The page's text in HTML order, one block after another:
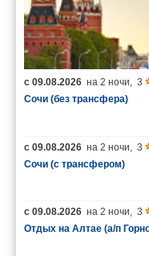
с 09.08.2026 на 2 ночи, 3
Сочи (без трансфера)
с 09.08.2026 на 2 ночи, 3
Сочи (с трансфером)
с 09.08.2026 на 2 ночи, 3
Отдых на Алтае (а/п